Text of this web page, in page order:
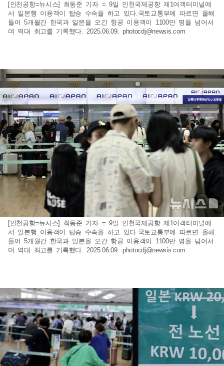
[인천공항=뉴시스] 최동준 기자 = 9일 인천국제공항 제1여객터미널에
서 일본행 이용객이 탑승 수속을 하고 있다.국토교통부에 따르면 올해
들어 5개월간 한국과 일본을 오간 항공 이용객이 1100만 명을 넘어서
며 역대 최고를 기록했다. 2025.06.09. photocdj@newsis.com
[인천공항=뉴시스] 최동준 기자 = 9일 인천국제공항 제1여객터미널에
서 일본행 이용객이 탑승 수속을 하고 있다.국토교통부에 따르면 올해
들어 5개월간 한국과 일본을 오간 항공 이용객이 1100만 명을 넘어서
며 역대 최고를 기록했다. 2025.06.09. photocdj@newsis.com